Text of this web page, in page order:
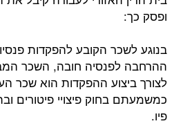
ופסק כך:
בנוגע לשכר הקובע להפקדות
ההרחבה לפנסיה חובה, השכר
לצורך ביצוע ההפקדות הוא שכר
כמשמעתם בחוק פיצויי פיטורים
פיו.